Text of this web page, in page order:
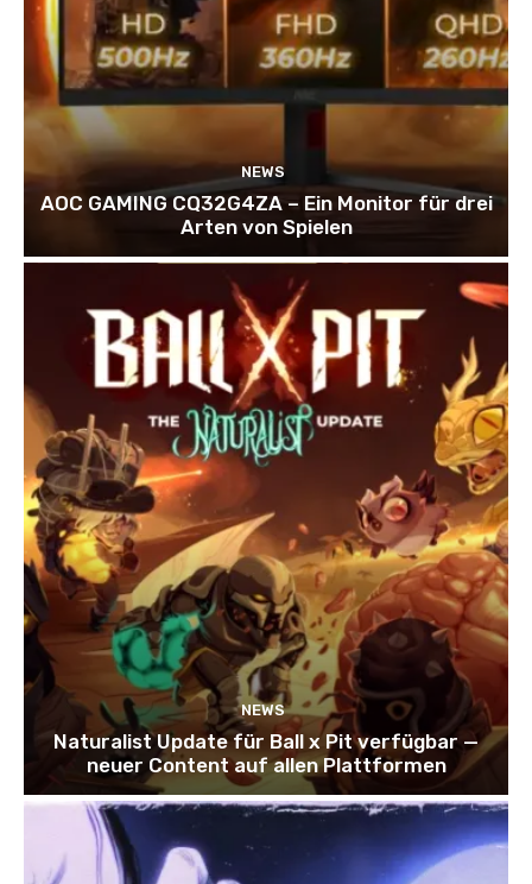
NEWS
AOC GAMING CQ32G4ZA – Ein Monitor für drei
Arten von Spielen
NEWS
Naturalist Update für Ball x Pit verfügbar —
neuer Content auf allen Plattformen